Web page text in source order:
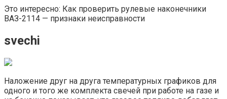
Это интересно: Как проверить рулевые наконечники
ВАЗ-2114 — признаки неисправности
svechi
Наложение друг на друга температурных графиков для
одного и того же комплекта свечей при работе на газе и